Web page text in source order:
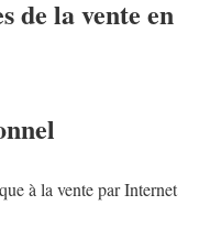
de la vente en
à la vente par Internet